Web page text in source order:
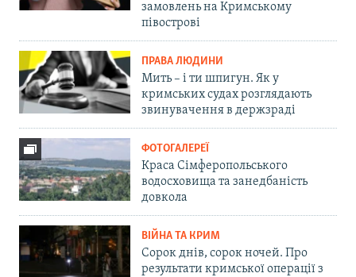
замовлень на Кримському
півострові
ПРАВА ЛЮДИНИ
Мить – і ти шпигун. Як у
кримських судах розглядають
звинувачення в держзраді
ФОТОГАЛЕРЕЇ
Краса Сімферопольського
водосховища та занедбаність
довкола
ВІЙНА ТА КРИМ
Сорок днів, сорок ночей. Про
результати кримської операції з